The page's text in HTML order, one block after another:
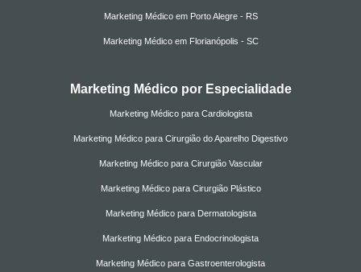
Marketing Médico em Porto Alegre - RS
Marketing Médico em Florianópolis - SC
Marketing Médico por Especialidade
Marketing Médico para Cardiologista
Marketing Médico para Cirurgião do Aparelho Digestivo
Marketing Médico para Cirurgião Vascular
Marketing Médico para Cirurgião Plástico
Marketing Médico para Dermatologista
Marketing Médico para Endocrinologista
Marketing Médico para Gastroenterologista